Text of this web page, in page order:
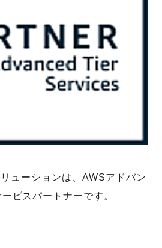
ューションは、 AWSアドバン
ビスパートナーです。